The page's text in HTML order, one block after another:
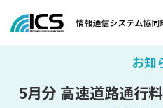
お知
5月分 高速道路通行